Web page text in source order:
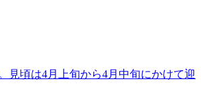
見頃は4月上旬から4月中旬にかけて迎